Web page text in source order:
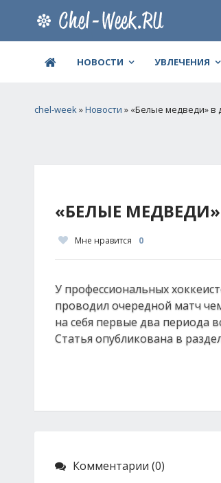
НОВОСТИ УВЛЕЧЕНИЯ
chel-week»Новости » «Белые медведи» в
«БЕЛЫЕ
Мне нравится 0
У профессиональных
проводил очередной матч
на себя первые два периода
Статья опубликована в
Комментарии (0)